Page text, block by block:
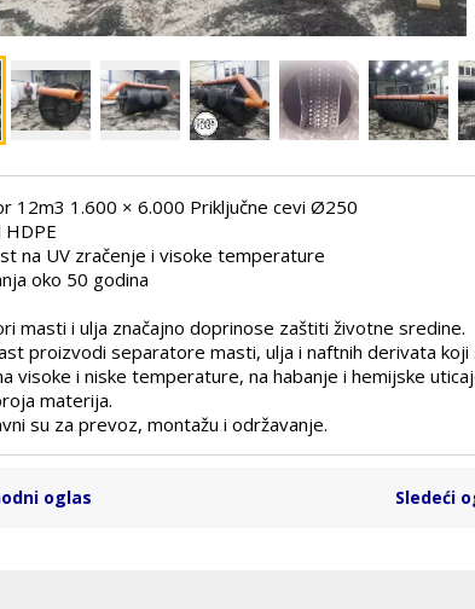
12m3 1.600 × 6.000 Priključne cevi Ø250
na UV zračenje i visoke temperature
oko 50 godina
masti i ulja značajno doprinose zaštiti životne sredine.
proizvodi separatore masti, ulja i naftnih derivata koji
visoke i niske temperature, na habanje i hemijske
materija.
su za prevoz, montažu i održavanje.
oglas Sledeći